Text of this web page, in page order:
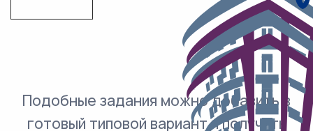
Подобные задания можно добавить в
готовый типовой вариант и получить